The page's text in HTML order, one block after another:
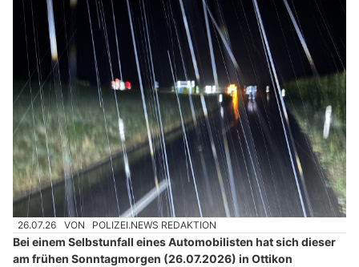
26.07.26 VON POLIZEI.NEWS REDAKTION
Bei einem Selbstunfall eines Automobilisten hat sich dieser
am frühen Sonntagmorgen (26.07.2026) in Ottikon